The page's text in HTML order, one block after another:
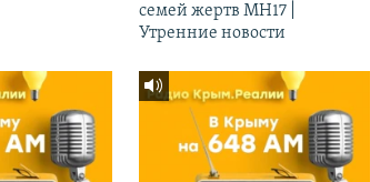
семей жертв МН17 |
Утренние новости